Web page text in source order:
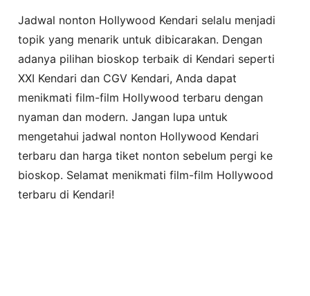
Jadwal nonton Hollywood Kendari selalu menjadi
topik yang menarik untuk dibicarakan. Dengan
adanya pilihan bioskop terbaik di Kendari seperti
XXI Kendari dan CGV Kendari, Anda dapat
menikmati film-film Hollywood terbaru dengan
nyaman dan modern. Jangan lupa untuk
mengetahui jadwal nonton Hollywood Kendari
terbaru dan harga tiket nonton sebelum pergi ke
bioskop. Selamat menikmati film-film Hollywood
terbaru di Kendari!